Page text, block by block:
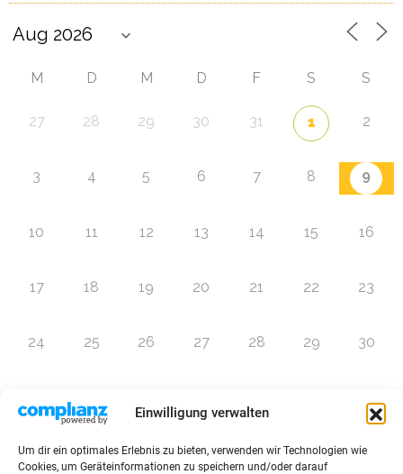
Einwilligung verwalten
Um dir ein optimales Erlebnis zu bieten, verwenden wir Technologien wie
Cookies, um Geräteinformationen zu speichern und/oder darauf
M D M D F S S
27 28 29 30 31 1 2
3 4 5 6 7 8 9
10 11 12 13 14 15 16
17 18 19 20 21 22 23
24 25 26 27 28 29 30
Zur Eventübersicht